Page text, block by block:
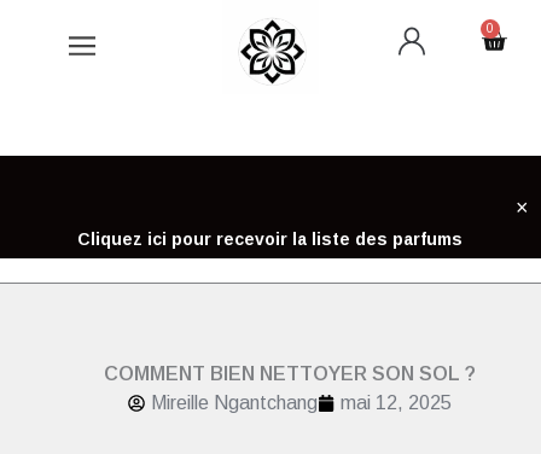
0
Cart
Cliquez ici pour recevoir la liste des parfums
×
COMMENT BIEN NETTOYER SON SOL ?
Mireille Ngantchang
mai 12, 2025